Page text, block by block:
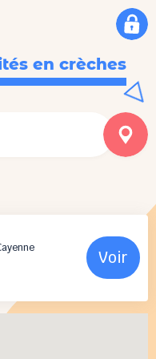
en crèches
Voir